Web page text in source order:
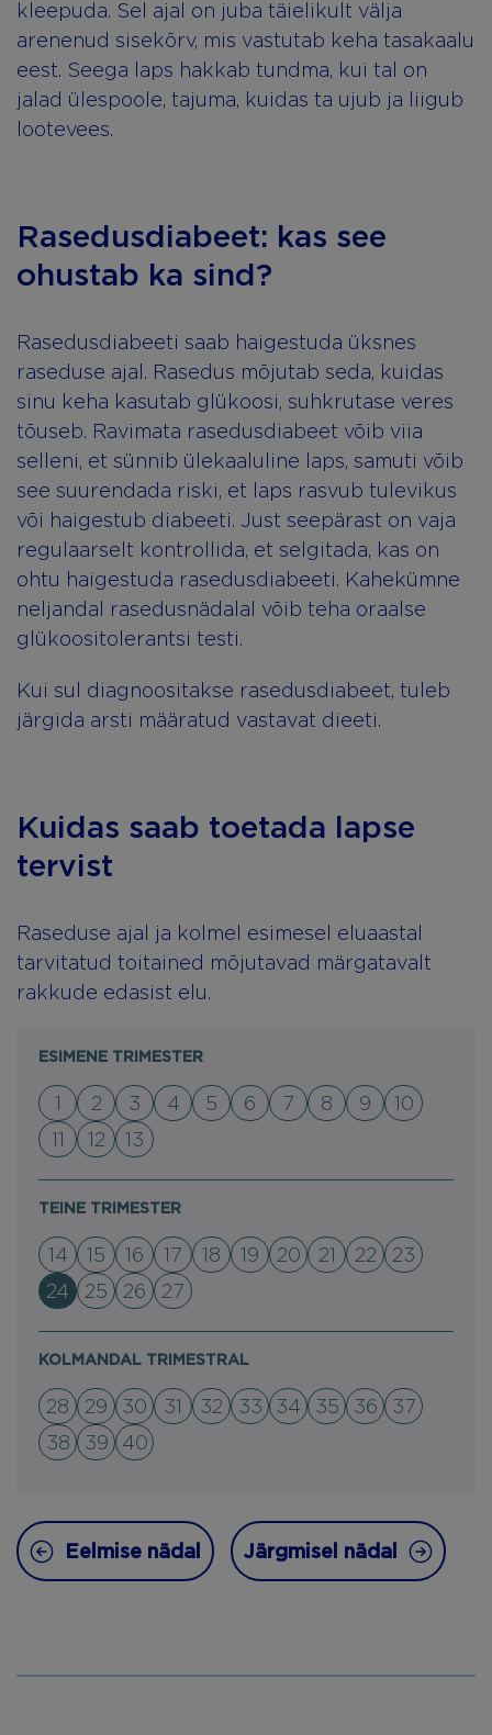
kleepuda. Sel ajal on juba täielikult välja
arenenud sisekõrv, mis vastutab keha tasakaalu
eest. Seega laps hakkab tundma, kui tal on
jalad ülespoole, tajuma, kuidas ta ujub ja liigub
lootevees.
Rasedusdiabeet: kas see
ohustab ka sind?
Rasedusdiabeeti saab haigestuda üksnes
raseduse ajal. Rasedus mõjutab seda, kuidas
sinu keha kasutab glükoosi, suhkrutase veres
tõuseb. Ravimata rasedusdiabeet võib viia
selleni, et sünnib ülekaaluline laps, samuti võib
see suurendada riski, et laps rasvub tulevikus
või haigestub diabeeti. Just seepärast on vaja
regulaarselt kontrollida, et selgitada, kas on
ohtu haigestuda rasedusdiabeeti. Kahekümne
neljandal rasedusnädalal võib teha oraalse
glükoositolerantsi testi.
Kui sul diagnoositakse rasedusdiabeet, tuleb
järgida arsti määratud vastavat dieeti.
Kuidas saab toetada lapse
tervist
Raseduse ajal ja kolmel esimesel eluaastal
tarvitatud toitained mõjutavad märgatavalt
rakkude edasist elu.
ESIMENE TRIMESTER
1 2 3 4 5 6 7 8 9
10
11
12 13
TEINE TRIMESTER
14 15 16 17 18 19 20 21 22
23
24
25 26 27
KOLMANDAL TRIMESTRAL
28 29 30 31 32 33 34 35 36
37
38
39 40
Eelmise nädal Järgmisel nädal